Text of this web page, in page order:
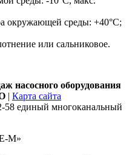
окружающей среды: +40°С;
или сальниковое.
насосного оборудования
| Карта сайта
58 единый многоканальный
М»